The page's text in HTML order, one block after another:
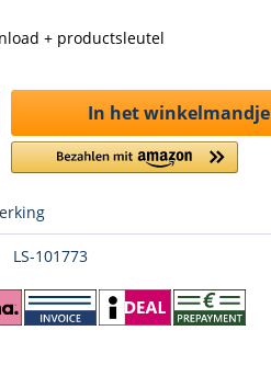
+ productsleutel
In het winkelmandje
LS-101773